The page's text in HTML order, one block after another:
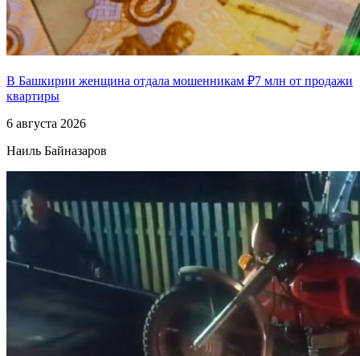
В Башкирии женщина отдала мошенникам ₽7 млн от продажи
квартиры
6 августа 2026
Наиль Байназаров